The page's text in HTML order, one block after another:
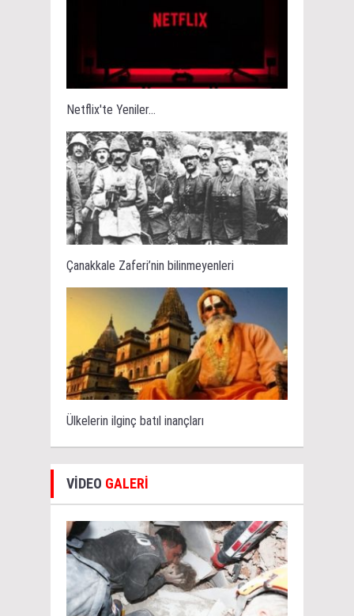
Netflix'te Yeniler...
Çanakkale Zaferi’nin bilinmeyenleri
Ülkelerin ilginç batıl inançları
VİDEO GALERİ